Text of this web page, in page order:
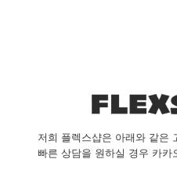
저희 플렉스샵은 아래와 같은
빠른 상담을 원하실 경우 카